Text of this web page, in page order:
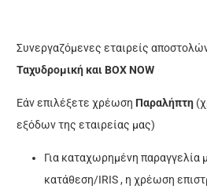
Συνεργαζόμενες εταιρείς
Ταχυδρομική και BOX NOW
Εάν επιλέξετε χρέωση Παραλήπτη
εξόδων της εταιρείας μας)
Για καταχωρημένη παραγγελία
κατάθεση/IRIS , η χρέωση